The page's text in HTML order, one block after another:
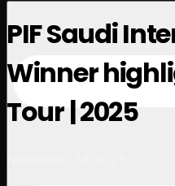
PIF Saudi
Winner
Tour | 2025